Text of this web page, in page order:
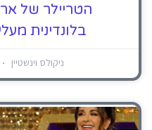
הטריילר של
בלונדינית
ניקולס וינשטיין